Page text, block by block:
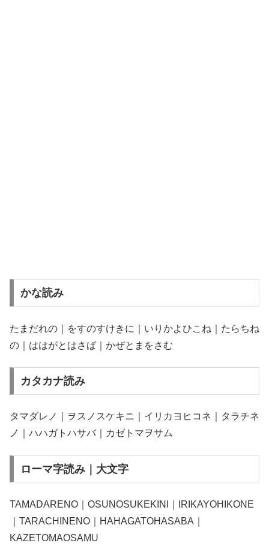
かな読み
たまだれの｜をすのすけきに｜いりかよひこね｜たらちね
の｜ははがとはさば｜かぜとまをさむ
カタカナ読み
タマダレノ｜ヲスノスケキニ｜イリカヨヒコネ｜タラチネ
ノ｜ハハガトハサバ｜カゼトマヲサム
ローマ字読み｜大文字
TAMADARENO｜OSUNOSUKEKINI｜IRIKAYOHIKONE
｜TARACHINENO｜HAHAGATOHASABA｜
KAZETOMAOSAMU